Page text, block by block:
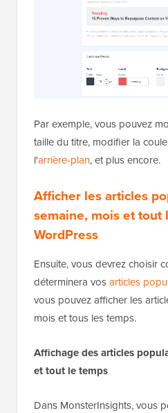
Par exemple, vous pouvez
taille du titre, modifier la
l'arrière-plan, et plus encore.
Afficher les articles
semaine, mois et tout
WordPress
Ensuite, vous devrez choisir
déterminera vosarticles
vous pouvez afficher les
mois et tous les temps.
Affichage des articles
et tout le temps
Dans MonsterInsights, vous